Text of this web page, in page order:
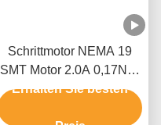
Schrittmotor NEMA 19
SMT Motor 2.0A 0,17N.m
46*46*21mm für die
Erhalten Sie besten